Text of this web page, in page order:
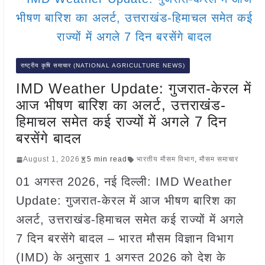
राष्ट्रीय कृषि समाचार (NATIONAL AGRICULTURE NEWS)
IMD Weather Update: गुजरात-केरल में
आज भीषण बारिश का अलर्ट, उत्तराखंड-
हिमाचल समेत कई राज्यों में अगले 7 दिन
बरसेंगे बादल
August 1, 2026 5 min read भारतीय मौसम विभाग, मौसम समाचार
01 अगस्त 2026, नई दिल्ली: IMD Weather
Update: गुजरात-केरल में आज भीषण बारिश का
अलर्ट, उत्तराखंड-हिमाचल समेत कई राज्यों में अगले
7 दिन बरसेंगे बादल – भारत मौसम विज्ञान विभाग
(IMD) के अनुसार 1 अगस्त 2026 को देश के